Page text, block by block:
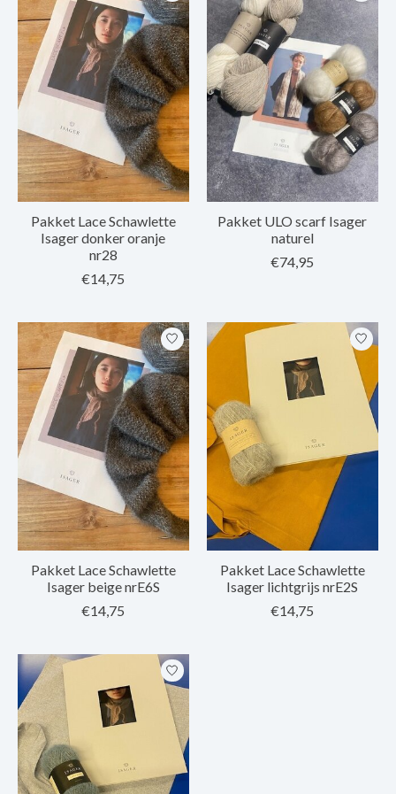
Pakket Lace Schawlette
Isager donker oranje
nr28
€14,75
Pakket ULO scarf Isager
naturel
€74,95
Pakket Lace Schawlette
Isager beige nrE6S
€14,75
Pakket Lace Schawlette
Isager lichtgrijs nrE2S
€14,75